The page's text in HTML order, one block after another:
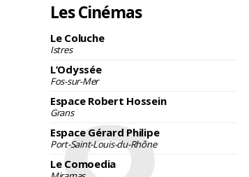
Les Cinémas
Le Coluche
Istres
L’Odyssée
Fos-sur-Mer
Espace Robert Hossein
Grans
Espace Gérard Philipe
Port-Saint-Louis-du-Rhône
Le Comoedia